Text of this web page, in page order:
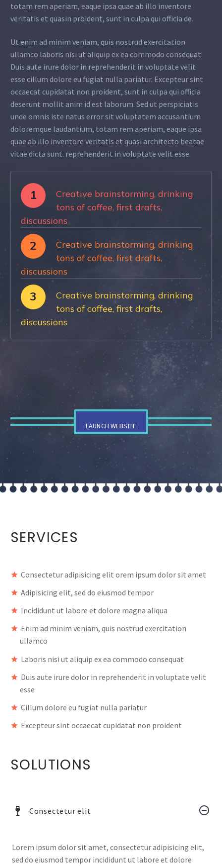
totam rem aperiam, eaque ipsa quae ab illo inventore
veritatis et quasin proident, sunt in culpa qui officia de.
Ut enim ad minim veniam, quis nostrud exercitation
ullamco laboris nisi ut aliquip ex ea commodo consequat.
Duis aute irure dolor in reprehenderit in voluptate velit
esse cillum dolore eu fugiat nulla pariatur. Excepteur sint
occaecat cupidatat non proident, sunt in culpa qui officia
deserunt mollit anim id est laborum. Sed ut perspiciatis
unde omnis iste natus error sit voluptatem accusantium
doloremque laudantium, totam rem aperiam, eaque ipsa
quae ab illo inventore veritatis et quasi architecto beatae
vitae dicta sunt. reprehenderit in voluptate velit esse.
1
Creative brainstorming, drinking
tons of coffee, first drafts,
discussions
2
Creative brainstorming, drinking
tons of coffee, first drafts,
discussions
3
Creative brainstorming, drinking
tons of coffee, first drafts,
discussions
LAUNCH WEBSITE
SERVICES
Consectetur adipisicing elit orem ipsum dolor sit amet
Adipisicing elit, sed do eiusmod tempor
Incididunt ut labore et dolore magna aliqua
Enim ad minim veniam, quis nostrud exercitation
ullamco
Laboris nisi ut aliquip ex ea commodo consequat
Duis aute irure dolor in reprehenderit in voluptate velit
esse
Cillum dolore eu fugiat nulla pariatur
Excepteur sint occaecat cupidatat non proident
SOLUTIONS
Consectetur elit
Lorem ipsum dolor sit amet, consectetur adipisicing elit,
sed do eiusmod tempor incididunt ut labore et dolore